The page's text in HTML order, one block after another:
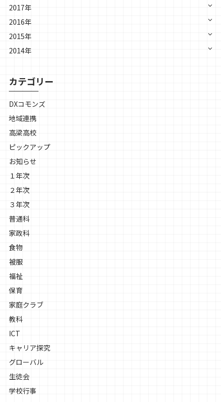
2017年
2016年
2015年
2014年
カテゴリー
DXコモンズ
地域連携
高梁高校
ピックアップ
お知らせ
１年次
２年次
３年次
普通科
家政科
食物
被服
福祉
保育
家庭クラブ
教科
ICT
キャリア探究
グローバル
生徒会
学校行事